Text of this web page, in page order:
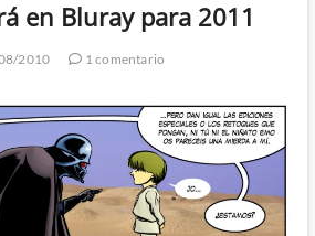
en Bluray para 2011
2010 1 comentario